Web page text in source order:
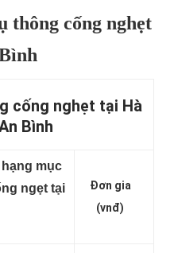
thông cống nghẹt
cống nghẹt tại Hà
Bình
mục
ngẹt tại
Đơn gia
(vnđ)